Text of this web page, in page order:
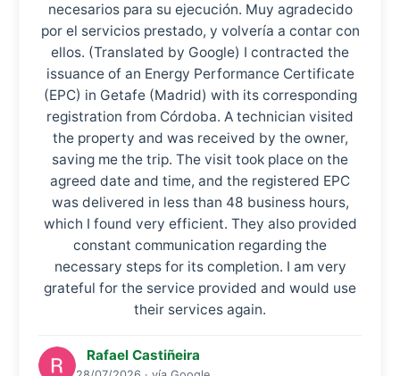
necesarios para su ejecución. Muy agradecido
por el servicios prestado, y volvería a contar con
ellos. (Translated by Google) I contracted the
issuance of an Energy Performance Certificate
(EPC) in Getafe (Madrid) with its corresponding
registration from Córdoba. A technician visited
the property and was received by the owner,
saving me the trip. The visit took place on the
agreed date and time, and the registered EPC
was delivered in less than 48 business hours,
which I found very efficient. They also provided
constant communication regarding the
necessary steps for its completion. I am very
grateful for the service provided and would use
their services again.
Rafael Castiñeira